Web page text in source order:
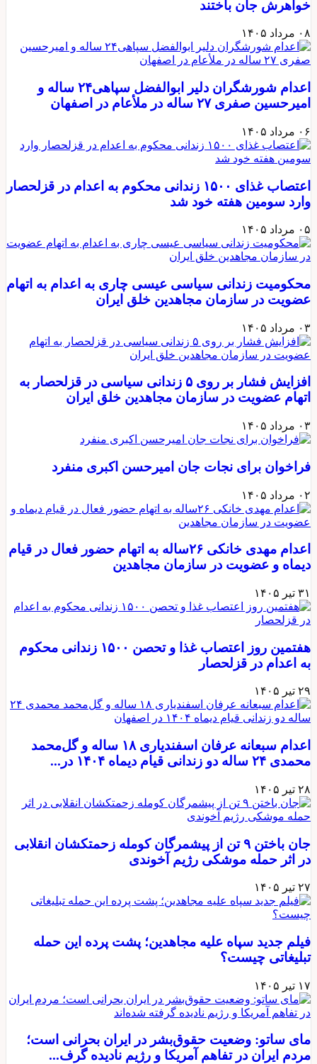
خواهرش جان باختند
۰۸ مرداد ۱۴۰۵
اعدام شورشگران دلیر ابوالفضل سپاهی۲۴ ساله و
امیرحسین صفری ۲۷ ساله در ملأعام در اصفهان
۰۶ مرداد ۱۴۰۵
اعتصاب غذای ۱۵۰۰ زندانی محکوم به اعدام در قزلحصار
وارد سومین هفته خود شد
۰۵ مرداد ۱۴۰۵
محکومیت زندانی سیاسی عیسی چاری به اعدام به اتهام
عضویت در سازمان مجاهدین خلق ایران
۰۳ مرداد ۱۴۰۵
افزایش فشار بر روی ۵ زندانی سیاسی در قزلحصار به
اتهام عضویت در سازمان مجاهدین خلق ایران
۰۳ مرداد ۱۴۰۵
فراخوان برای نجات جان امیرحسن اکبری منفرد
۰۲ مرداد ۱۴۰۵
اعدام مهدی خانکی ۲۶ساله به اتهام حضور فعال در قیام
دیماه و عضویت در سازمان مجاهدین
۳۱ تیر ۱۴۰۵
هفتمین روز اعتصاب غذا و تحصن ۱۵۰۰ زندانی محکوم
به اعدام در قزلحصار
۲۹ تیر ۱۴۰۵
اعدام سبعانه عرفان اسفندیاری ۱۸ ساله و گل‌محمد
محمدی ۲۴ ساله دو زندانی قیام دیماه ۱۴۰۴ در...
۲۸ تیر ۱۴۰۵
جان باختن ۹ تن از پیشمرگان کومله زحمتکشان انقلابی
در اثر حمله موشکی رژیم آخوندی
۲۷ تیر ۱۴۰۵
فیلم جدید سپاه علیه مجاهدین؛ پشت پرده این حمله
تبلیغاتی چیست؟
۱۷ تیر ۱۴۰۵
مای ساتو: وضعیت حقوق‌بشر در ایران بحرانی است؛
مردم ایران در تفاهم آمریکا و رژیم نادیده گرف...